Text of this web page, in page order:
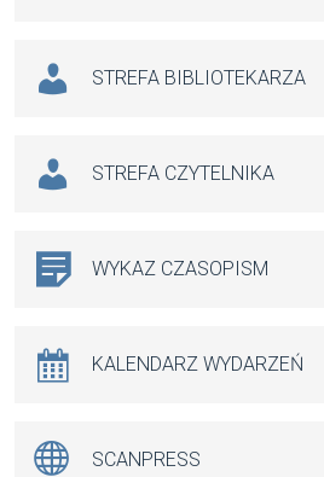
STREFA BIBLIOTEKARZA
STREFA CZYTELNIKA
WYKAZ CZASOPISM
KALENDARZ WYDARZEŃ
SCANPRESS